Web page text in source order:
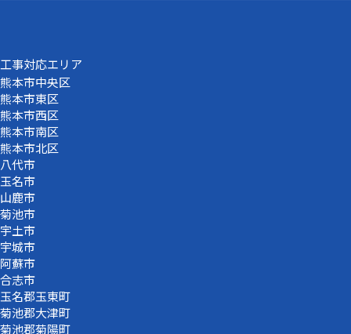
工事対応エリア
熊本市中央区
熊本市東区
熊本市西区
熊本市南区
熊本市北区
八代市
玉名市
山鹿市
菊池市
宇土市
宇城市
阿蘇市
合志市
玉名郡玉東町
菊池郡大津町
菊池郡菊陽町